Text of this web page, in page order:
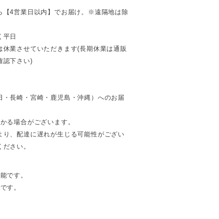
【4営業日以内】でお届け。※遠隔地は除
日
業させていただきます(長期休業は通販
認下さい)
長崎・宮崎・鹿児島・沖縄）へのお届
る場合がございます。
、配達に遅れが生じる可能性がござい
さい。
です。
す。